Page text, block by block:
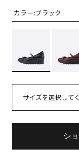
カラー:ブラック
サイズを選択して
シ